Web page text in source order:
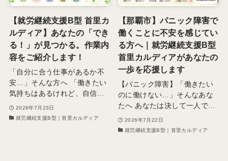
【就労継続支援B型 首里カ
ルディア】あなたの「でき
る！」が見つかる。作業内
容をご紹介します！
「自分に合う仕事があるか不
安…」そんな方へ 「働きたい
気持ちはあるけれど、自信...
2026年7月23日
就労継続支援B型｜首里カルディア
【那覇市】パニック障害で
働くことに不安を感じてい
る方へ｜就労継続支援B型
首里カルディアがあなたの
一歩を応援します
【パニック障害】「働きたい
のに働けない…」そんなあな
たへ あなたは決して一人で...
2026年7月22日
就労継続支援B型｜首里カルディア